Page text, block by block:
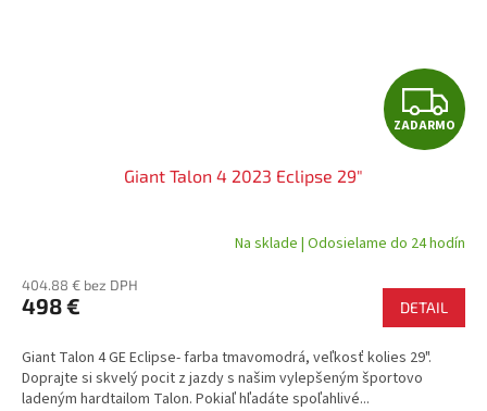
Z
A
A
R
M
ZADARMO
Giant Talon 4 2023 Eclipse 29"
Na sklade | Odosielame do 24 hodín
404.88 € bez DPH
498 € DETAIL
Giant Talon 4 GE Eclipse- farba tmavomodrá, veľkosť kolies 29".
Doprajte si skvelý pocit z jazdy s našim vylepšeným športovo
ladeným hardtailom Talon. Pokiaľ hľadáte spoľahlivé...